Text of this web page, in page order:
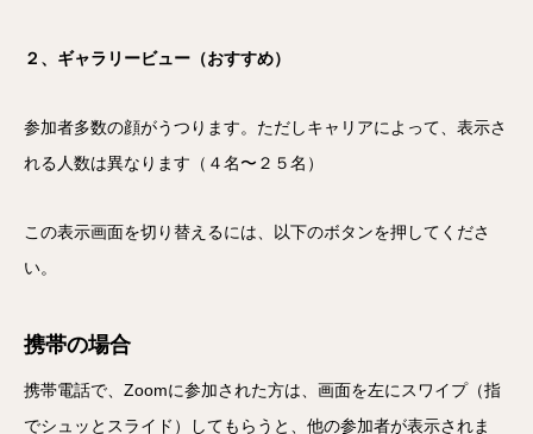
２、ギャラリービュー（おすすめ）
参加者多数の顔がうつります。ただしキャリアによって、表示さ
れる人数は異なります（４名〜２５名）
この表示画面を切り替えるには、以下のボタンを押してくださ
い。
携帯の場合
携帯電話で、Zoomに参加された方は、画面を左にスワイプ（指
でシュッとスライド）してもらうと、他の参加者が表示されま